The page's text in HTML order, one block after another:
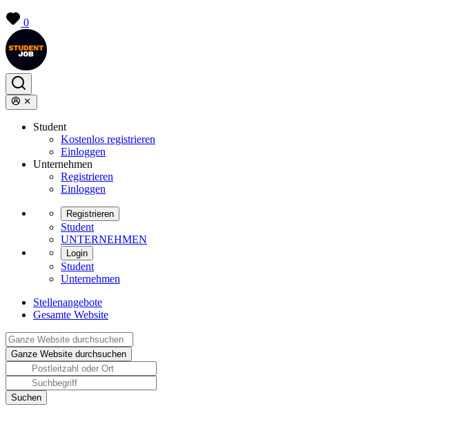
0
Student
Kostenlos registrieren
Einloggen
Unternehmen
Registrieren
Einloggen
Registrieren
Student
UNTERNEHMEN
Login
Student
Unternehmen
Stellenangebote
Gesamte Website